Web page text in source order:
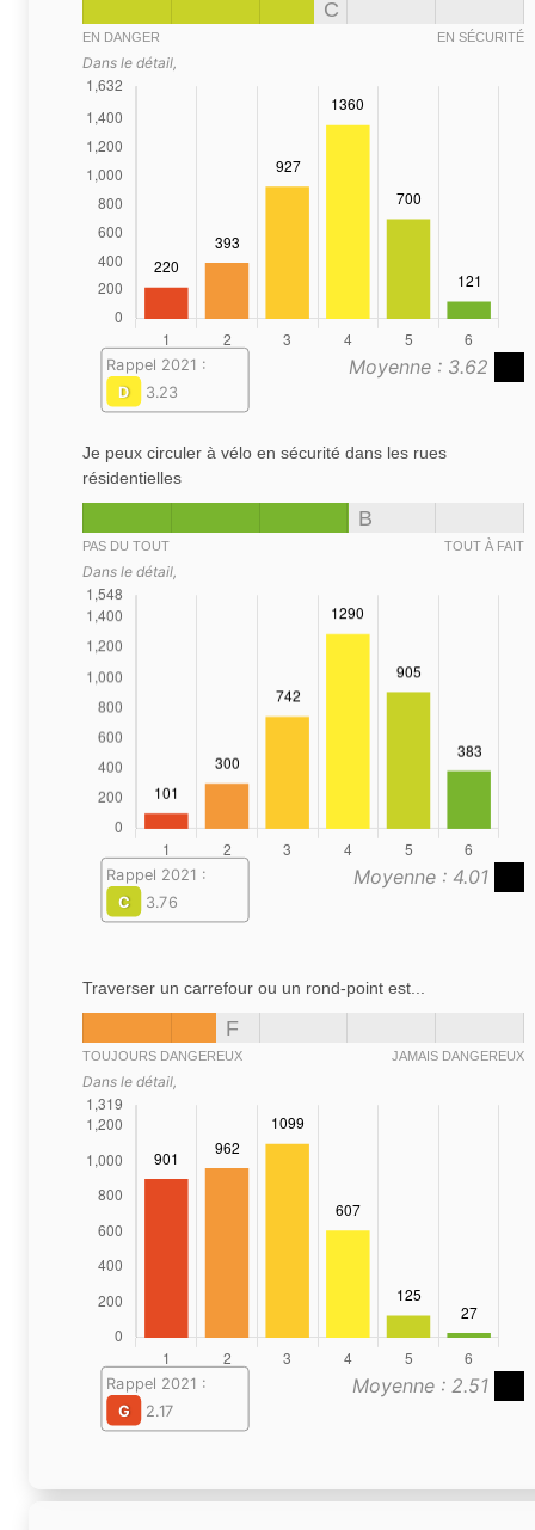
C
EN DANGER EN SÉCURITÉ
Dans le détail,
Moyenne : 3.62
Rappel 2021 :
D
3.23
Je peux circuler à vélo en sécurité dans les rues
résidentielles
B
PAS DU TOUT TOUT À FAIT
Dans le détail,
Moyenne : 4.01
Rappel 2021 :
C
3.76
Traverser un carrefour ou un rond-point est...
F
TOUJOURS DANGEREUX JAMAIS DANGEREUX
Dans le détail,
Moyenne : 2.51
Rappel 2021 :
G
2.17